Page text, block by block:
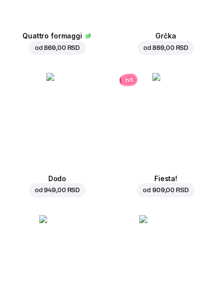
Quattro formaggi
od869,00 RSD
Grčka
od869,00 RSD
Dodo
od949,00 RSD
hit
Fiesta!
od 909,00 RSD